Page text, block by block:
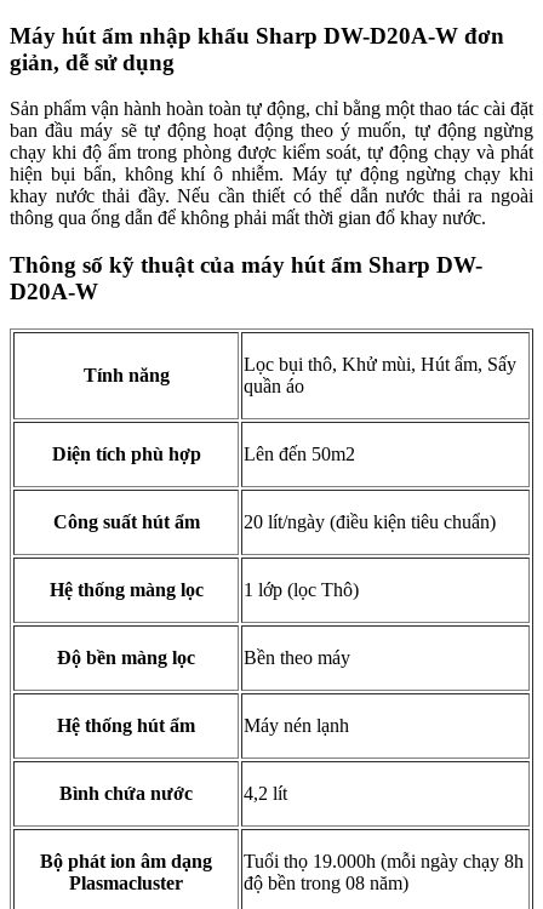
Máy hút ẩm nhập khẩu Sharp DW-D20A-W đơn
giản, dễ sử dụng
Sản phẩm vận hành hoàn toàn tự động, chỉ bằng một thao tác cài đặt
ban đầu máy sẽ tự động hoạt động theo ý muốn, tự động ngừng
chạy khi độ ẩm trong phòng được kiểm soát, tự động chạy và phát
hiện bụi bẩn, không khí ô nhiễm. Máy tự động ngừng chạy khi
khay nước thải đầy. Nếu cần thiết có thể dẫn nước thải ra ngoài
thông qua ống dẫn để không phải mất thời gian đổ khay nước.
Thông số kỹ thuật của máy hút ẩm Sharp DW-
D20A-W
Tính năng
Lọc bụi thô, Khử mùi, Hút ẩm, Sấy
quần áo
Diện tích phù hợp Lên đến 50m2
Công suất hút ẩm 20 lít/ngày (điều kiện tiêu chuẩn)
Hệ thống màng lọc 1 lớp (lọc Thô)
Độ bền màng lọc Bền theo máy
Hệ thống hút ẩm Máy nén lạnh
Bình chứa nước 4,2 lít
Bộ phát ion âm dạng
Plasmacluster
Tuổi thọ 19.000h (mỗi ngày chạy 8h
độ bền trong 08 năm)